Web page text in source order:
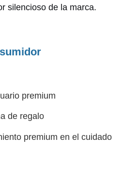
silencioso de la marca.
premium
de regalo
premium en el cuidado